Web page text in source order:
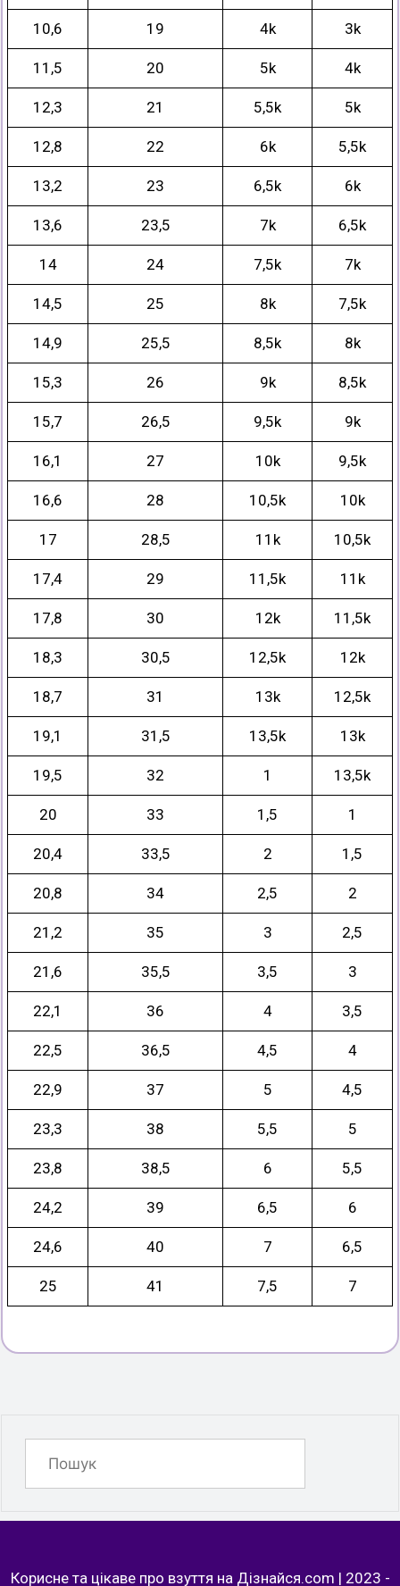
10,6 19 4k 3k
11,5 20 5k 4k
12,3 21 5,5k 5k
12,8 22 6k 5,5k
13,2 23 6,5k 6k
13,6 23,5 7k 6,5k
14 24 7,5k 7k
14,5 25 8k 7,5k
14,9 25,5 8,5k 8k
15,3 26 9k 8,5k
15,7 26,5 9,5k 9k
16,1 27 10k 9,5k
16,6 28 10,5k 10k
17 28,5 11k 10,5k
17,4 29 11,5k 11k
17,8 30 12k 11,5k
18,3 30,5 12,5k 12k
18,7 31 13k 12,5k
19,1 31,5 13,5k 13k
19,5 32 1 13,5k
20 33 1,5 1
20,4 33,5 2 1,5
20,8 34 2,5 2
21,2 35 3 2,5
21,6 35,5 3,5 3
22,1 36 4 3,5
22,5 36,5 4,5 4
22,9 37 5 4,5
23,3 38 5,5 5
23,8 38,5 6 5,5
24,2 39 6,5 6
24,6 40 7 6,5
25 41 7,5 7
Корисне та цікаве про взуття на Дізнайся.com | 2023 -